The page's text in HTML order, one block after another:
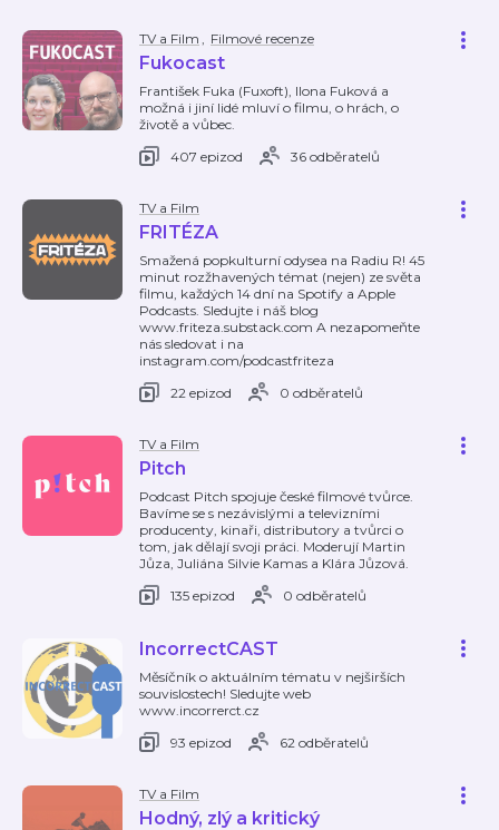
TV a Film , Filmové recenze
Fukocast
František Fuka (Fuxoft), Ilona Fuková a
možná i jiní lidé mluví o filmu, o hrách, o
životě a vůbec.
407 epizod
36 odběratelů
TV a Film
FRITÉZA
Smažená popkulturní odysea na Radiu R! 45
minut rozžhavených témat (nejen) ze světa
filmu, každých 14 dní na Spotify a Apple
Podcasts. Sledujte i náš blog
www.friteza.substack.com A nezapomeňte
nás sledovat i na
instagram.com/podcastfriteza
22 epizod
0 odběratelů
TV a Film
Pitch
Podcast Pitch spojuje české filmové tvůrce.
Bavíme se s nezávislými a televizními
producenty, kinaři, distributory a tvůrci o
tom, jak dělají svoji práci. Moderují Martin
Jůza, Juliána Silvie Kamas a Klára Jůzová.
135 epizod
0 odběratelů
IncorrectCAST
Měsíčník o aktuálním tématu v nejširších
souvislostech! Sledujte web
www.incorrerct.cz
93 epizod
62 odběratelů
TV a Film
Hodný, zlý a kritický